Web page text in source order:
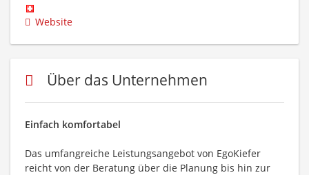
Website
Über das Unternehmen
Einfach komfortabel
Das umfangreiche Leistungsangebot von EgoKiefer
reicht von der Beratung über die Planung bis hin zur